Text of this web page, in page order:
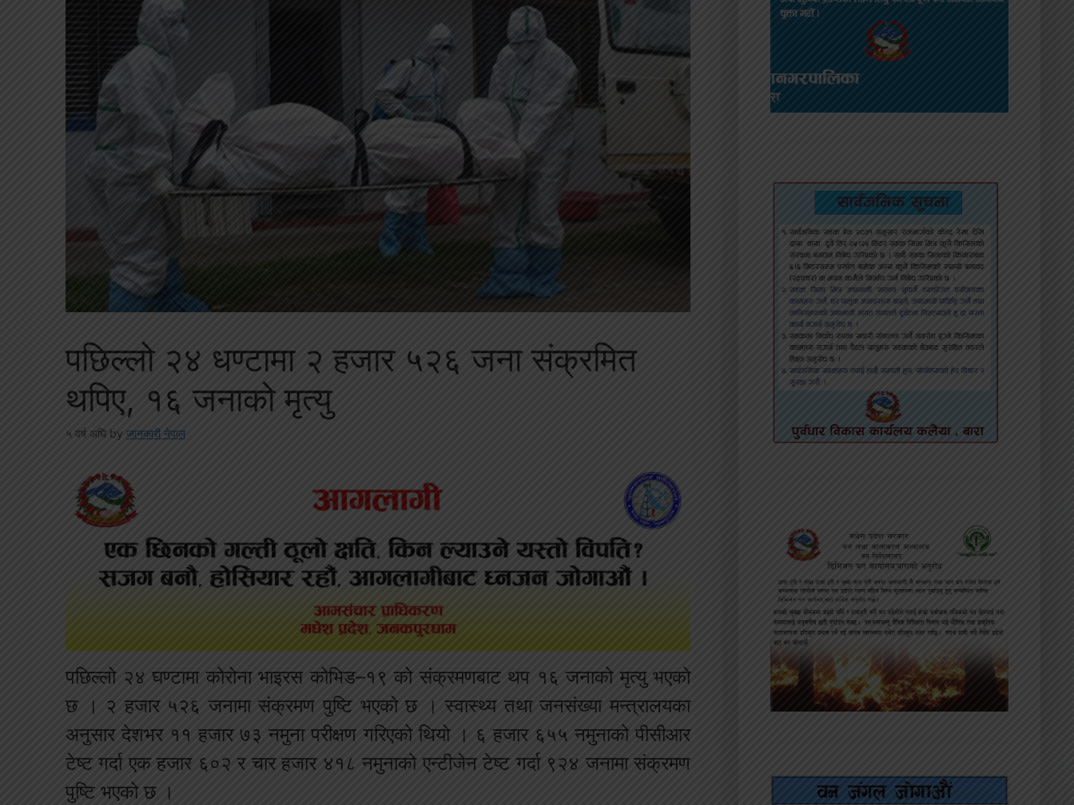
पछिल्लो २४ धण्टामा २ हजार ५२६ जना संक्रमित
थपिए, १६ जनाको मृत्यु
५ वर्ष अघि by जानकारी नेपाल
पछिल्लो २४ घण्टामा कोरोना भाइरस कोभिड–१९ को संक्रमणबाट थप १६ जनाको मृत्यु भएको
छ । २ हजार ५२६ जनामा संक्रमण पुष्टि भएको छ । स्वास्थ्य तथा जनसंख्या मन्त्रालयका
अनुसार देशभर ११ हजार ७३ नमुना परीक्षण गरिएको थियो । ६ हजार ६५५ नमुनाको पीसीआर
टेष्ट गर्दा एक हजार ६०२ र चार हजार ४१८ नमुनाको एन्टीजेन टेष्ट गर्दा ९२४ जनामा संक्रमण
पुष्टि भएको छ ।